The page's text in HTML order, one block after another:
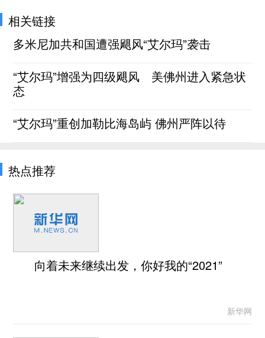
相关链接
多米尼加共和国遭强飓风“艾尔玛”袭击
“艾尔玛”增强为四级飓风 美佛州进入紧急状
态
“艾尔玛”重创加勒比海岛屿 佛州严阵以待
热点推荐
向着未来继续出发，你好我的“2021”
新华网